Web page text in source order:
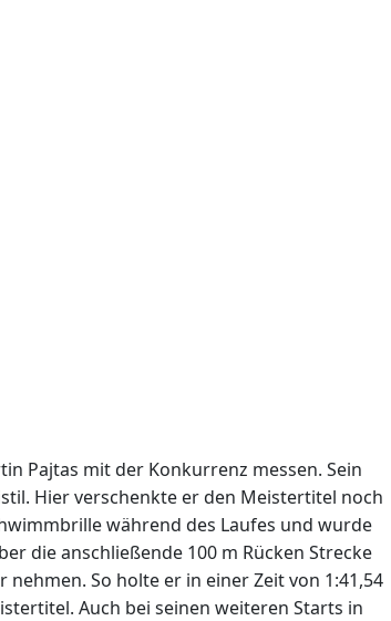
Pajtas mit der Konkurrenz messen. Sein
Hier verschenkte er den Meistertitel noch
während des Laufes und wurde
die anschließende 100 m Rücken Strecke
So holte er in einer Zeit von 1:41,54
Auch bei seinen weiteren Starts in